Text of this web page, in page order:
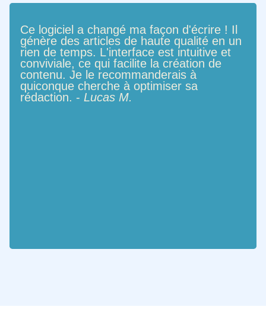
Ce logiciel a changé ma façon d'écrire ! Il
génère des articles de haute qualité en un
rien de temps. L'interface est intuitive et
conviviale, ce qui facilite la création de
contenu. Je le recommanderais à
quiconque cherche à optimiser sa
rédaction. - Lucas M.